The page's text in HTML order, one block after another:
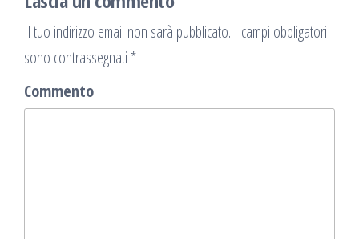
Il tuo indirizzo email non sarà pubblicato. I campi obbligatori
sono contrassegnati *
Commento